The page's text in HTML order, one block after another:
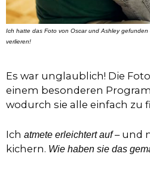
Ich hatte das Foto von Oscar und Ashley
verlieren!
Es war unglaublich! Die
einem besonderen
wodurch sie alle einfach zu
Ich atmete erleichtert auf– und
kichern. Wie haben sie das